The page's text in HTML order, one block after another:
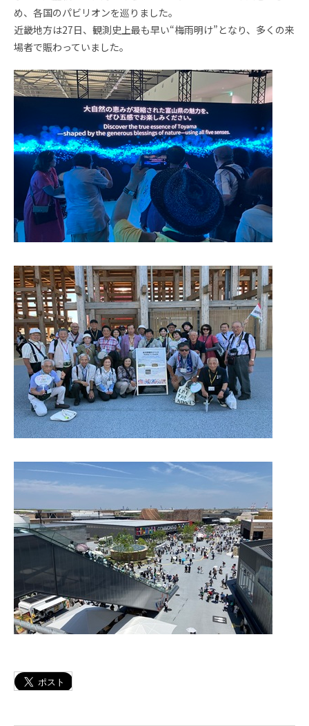
め、各国のパビリオンを巡りました。
近畿地方は27日、観測史上最も早い“梅雨明け”となり、多くの来
場者で賑わっていました。